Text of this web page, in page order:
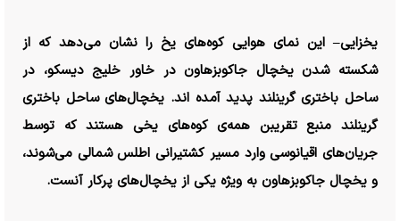
یخزایی– این نمای هوایی کوه‌های یخ را نشان می‌دهد که از
شکسته شدن یخچال جاکوبزهاون در خاور خلیج دیسکو، در
ساحل باختری گرینلند پدید آمده اند. یخچال‌های ساحل باختری
گرینلند منبع تقریبن همه‌ی کوه‌های یخی هستند که توسط
جریان‌های اقیانوسی وارد مسیر کشتیرانی اطلس شمالی می‌شوند،
و یخچال جاکوبزهاون به ویژه یکی از یخچال‌های پرکار آنست.